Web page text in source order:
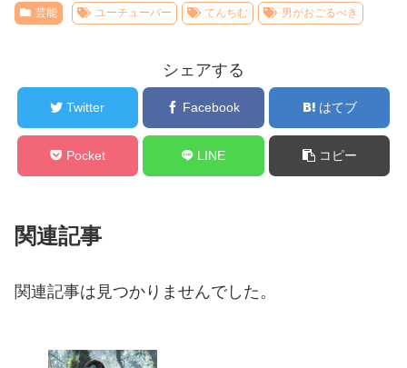
芸能 ユーチューバー てんちむ 男がおごるべき
シェアする
Twitter Facebook はてブ
Pocket LINE コピー
関連記事
関連記事は見つかりませんでした。